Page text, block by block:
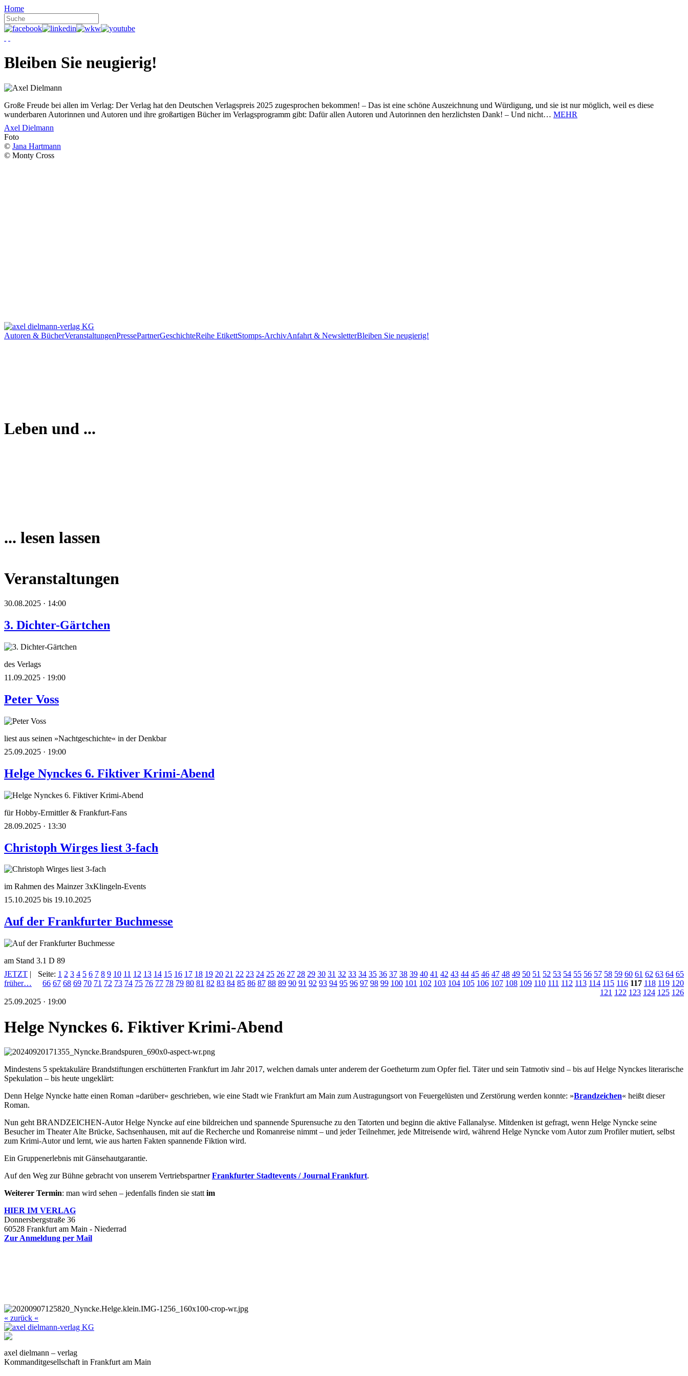
Home
Bleiben Sie neugierig!
Große Freude bei allen im Verlag: Der Verlag hat den Deutschen Verlagspreis 2025 zugesprochen bekommen! – Das ist eine schöne Auszeichnung und Würdigung, und sie ist nur möglich, weil es diese
wunderbaren Autorinnen und Autoren und ihre großartigen Bücher im Verlagsprogramm gibt: Dafür allen Autoren und Autorinnen den herzlichsten Dank! – Und nicht… MEHR
Axel Dielmann
Foto
© Jana Hartmann
© Monty Cross
Autoren & BücherVeranstaltungenPressePartnerGeschichteReihe EtikettStomps-ArchivAnfahrt & NewsletterBleiben Sie neugierig!
Leben und ...
... lesen lassen
Veranstaltungen
30.08.2025 · 14:00
3. Dichter-Gärtchen
des Verlags
11.09.2025 · 19:00
Peter Voss
liest aus seinen »Nachtgeschichte« in der Denkbar
25.09.2025 · 19:00
Helge Nynckes 6. Fiktiver Krimi-Abend
für Hobby-Ermittler & Frankfurt-Fans
28.09.2025 · 13:30
Christoph Wirges liest 3-fach
im Rahmen des Mainzer 3xKlingeln-Events
15.10.2025 bis 19.10.2025
Auf der Frankfurter Buchmesse
am Stand 3.1 D 89
JETZT |
früher…
Seite: 1 2 3 4 5 6 7 8 9 10 11 12 13 14 15 16 17 18 19 20 21 22 23 24 25 26 27 28 29 30 31 32 33 34 35 36 37 38 39 40 41 42 43 44 45 46 47 48 49 50 51 52 53 54 55 56 57 58 59 60 61 62 63 64 65
66 67 68 69 70 71 72 73 74 75 76 77 78 79 80 81 82 83 84 85 86 87 88 89 90 91 92 93 94 95 96 97 98 99 100 101 102 103 104 105 106 107 108 109 110 111 112 113 114 115 116 117 118 119 120
121 122 123 124 125 126
25.09.2025 · 19:00
Helge Nynckes 6. Fiktiver Krimi-Abend
Mindestens 5 spektakuläre Brandstiftungen erschütterten Frankfurt im Jahr 2017, welchen damals unter anderem der Goetheturm zum Opfer fiel. Täter und sein Tatmotiv sind – bis auf Helge Nynckes literarische
Spekulation – bis heute ungeklärt:
Denn Helge Nyncke hatte einen Roman »darüber« geschrieben, wie eine Stadt wie Frankfurt am Main zum Austragungsort von Feuergelüsten und Zerstörung werden konnte: »Brandzeichen« heißt dieser
Roman.
Nun geht BRANDZEICHEN-Autor Helge Nyncke auf eine bildreichen und spannende Spurensuche zu den Tatorten und beginn die aktive Fallanalyse. Mitdenken ist gefragt, wenn Helge Nyncke seine
Besucher im Theater Alte Brücke, Sachsenhausen, mit auf die Recherche und Romanreise nimmt – und jeder Teilnehmer, jede Mitreisende wird, während Helge Nyncke vom Autor zum Profiler mutiert, selbst
zum Krimi-Autor und lernt, wie aus harten Fakten spannende Fiktion wird.
Ein Gruppenerlebnis mit Gänsehautgarantie.
Auf den Weg zur Bühne gebracht von unserem VertriebspartnerFrankfurter Stadtevents / Journal Frankfurt.
Weiterer Termin: man wird sehen – jedenfalls finden sie statt im
HIER IM VERLAG
Donnersbergstraße 36
60528 Frankfurt am Main - Niederrad
Zur Anmeldung per Mail
« zurück «
axel dielmann – verlag
Kommanditgesellschaft in Frankfurt am Main